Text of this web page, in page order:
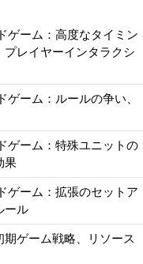
ゲーム：高度なタイミン
レイヤーインタラクシ
ーム：ルールの争い、
ゲーム：特殊ユニットの
果
ゲーム：拡張のセットア
ール
ゲーム戦略、リソース